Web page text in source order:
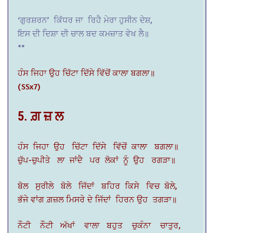
‘ਗੁਰਸ਼ਰਨ’ ਕਿੱਧਰ ਜਾ ਰਿਹੈ ਮੇਰਾ ਹੁਸੀਨ ਦੇਸ਼,
ਇਸ ਦੀ ਦਿਸ਼ਾ ਦੀ ਚਾਲ ਬਦ ਕਮਜ਼ਾਤ ਵੇਖ ਲੈ॥
**
ਹੰਸ ਜਿਹਾ ਉਹ ਚਿੱਟਾ ਦਿੱਸੇ ਵਿੱਚੋਂ ਕਾਲਾ ਬਗਲਾ॥
(SSx7)
5. ਗ਼ ਜ਼ ਲ
ਹੰਸ ਜਿਹਾ ਉਹ ਚਿੱਟਾ ਦਿੱਸੇ ਵਿੱਚੋਂ ਕਾਲਾ ਬਗਲਾ॥
ਚੁੱਪ-ਚੁਪੀਤੇ ਲਾ ਜਾਂਦੈ ਪਰ ਲੋਕਾਂ ਨੂੰ ਉਹ ਰਗੜਾ॥
ਬੋਲ ਸੁਰੀਲੇ ਬੋਲੇ ਜਿੱਦਾਂ ਬਹਿਰ ਕਿਸੇ ਵਿਚ ਬੋਲੇ,
ਭੱਜੇ ਵਾਂਗ ਗ਼ਜ਼ਲ ਮਿਸਰੇ ਦੇ ਜਿੱਦਾਂ ਹਿਰਨ ਉਹ ਤਗੜਾ॥
ਨੌਟੀ ਨੌਟੀ ਅੱਖਾਂ ਵਾਲਾ ਬਹੁਤ ਚੁਕੰਨਾ ਚਾਤੁਰ,